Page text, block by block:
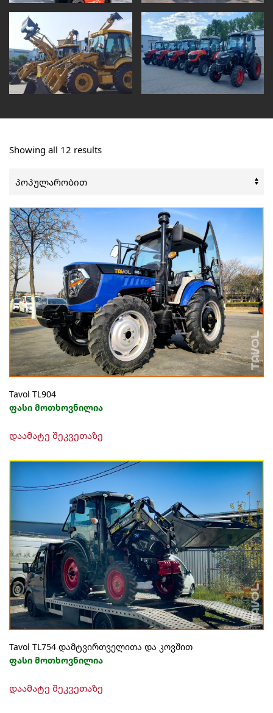
Showing all 12 resultsSorted
Tavol TL904
ფასი მოთხოვნილია
დაამატე შეკვეთაზე
Tavol TL754 დამტვირთველითა და კოვშით
ფასი მოთხოვნილია
დაამატე შეკვეთაზე